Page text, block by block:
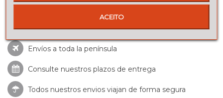
Envíos a toda la península
Consulte nuestros plazos de entrega
Todos nuestros envios viajan de forma segura
ACEITO